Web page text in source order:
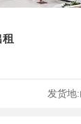
发货地: